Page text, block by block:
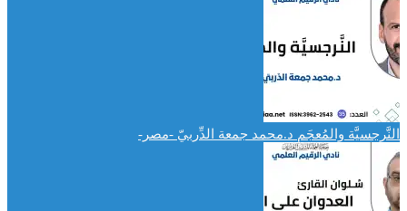
النَّرجسيَّة والمُعجَم د.محمد جمعة الدِّربيّ -مصر-